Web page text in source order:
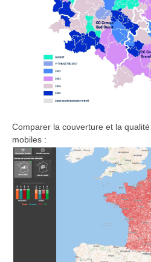
Comparer la couverture et la
mobiles :